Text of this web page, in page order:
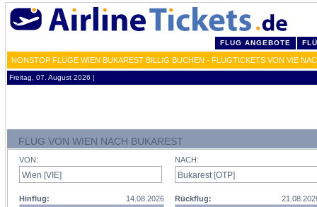
FLUG ANGEBOTE
NONSTOP FLÜGE WIEN BUKAREST BILLIG BUCHEN - FLUGTICKETS VON VIE
Freitag, 07. August 2026 ¦
FLUG VON WIEN NACH BUKAREST
VON:
Hinflug: 14.08.2026
NACH:
Rückflug: